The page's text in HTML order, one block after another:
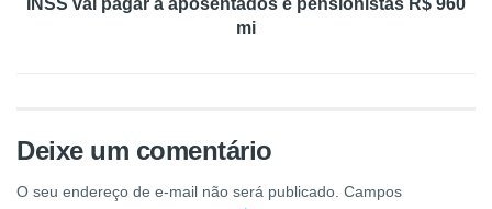
INSS vai pagar a aposentados e pensionistas R$ 960
mi
Deixe um comentário
O seu endereço de e-mail não será publicado. Campos